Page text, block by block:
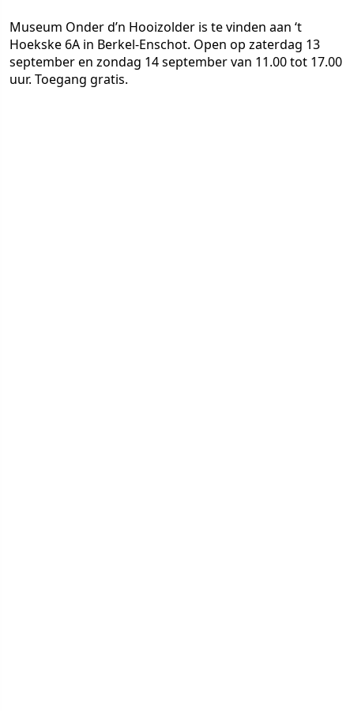
Museum Onder d’n Hooizolder is te vinden aan ‘t
Hoekske 6A in Berkel-Enschot. Open op zaterdag 13
september en zondag 14 september van 11.00 tot 17.00
uur. Toegang gratis.